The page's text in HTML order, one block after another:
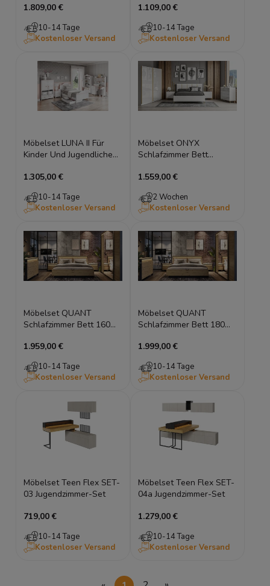
Ibsen
1.809,00 €
10-14 Tage
Kostenloser Versand
Kleiderschrank
Nachttisch Und
Multifunktionskasten
1.109,00 €
10-14 Tage
Kostenloser Versand
Möbelset LUNA II Für
Kinder Und Jugendliche
Hohe Kommode Regal
Schreibtisch Mit Sekretär
Aufsatz
1.305,00 €
10-14 Tage
Kostenloser Versand
Möbelset ONYX
Schlafzimmer Bett
Nachttische
1.559,00 €
2 Wochen
Kostenloser Versand
Möbelset QUANT
Schlafzimmer Bett 160
Kommode zwei
1.959,00 €
10-14 Tage
Kostenloser Versand
Möbelset QUANT
Schlafzimmer Bett 180
Kommode zwei
1.999,00 €
10-14 Tage
Kostenloser Versand
Möbelset Teen Flex SET-
03 Jugendzimmer-Set
719,00 €
10-14 Tage
Kostenloser Versand
Möbelset Teen Flex SET-
04a Jugendzimmer-Set
1.279,00 €
10-14 Tage
Kostenloser Versand